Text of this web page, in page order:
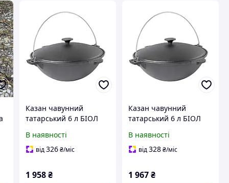
Казан чавунний
татарський 6 л БІОЛ
В наявності
від326 ₴/міс
1 958 ₴
Казан чавунний
татарський 6 л БІОЛ
В наявності
від328₴/міс
1 967₴